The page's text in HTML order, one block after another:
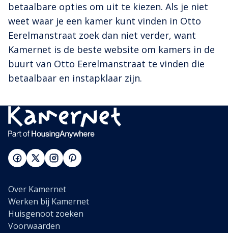
betaalbare opties om uit te kiezen. Als je niet
weet waar je een kamer kunt vinden in Otto
Eerelmanstraat zoek dan niet verder, want
Kamernet is de beste website om kamers in de
buurt van Otto Eerelmanstraat te vinden die
betaalbaar en instapklaar zijn.
Over Kamernet
Werken bij Kamernet
Huisgenoot zoeken
Voorwaarden